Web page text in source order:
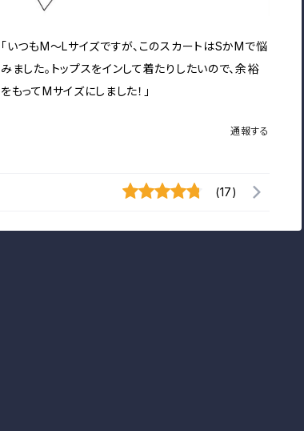
「いつもM～Lサイズですが、このスカートはSかMで悩
みました。トップスをインして着たりしたいので、余裕
をもってMサイズにしました！」
通報する
(17)